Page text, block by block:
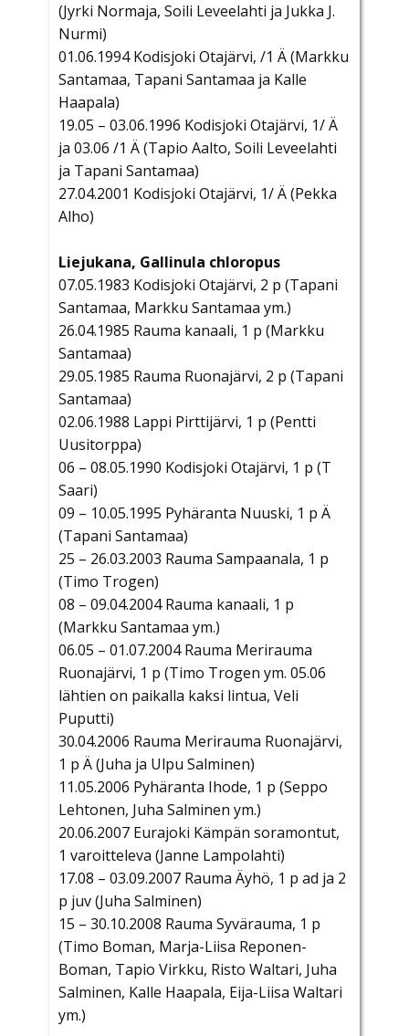
(Jyrki Normaja, Soili Leveelahti ja Jukka J.
Nurmi)
01.06.1994 Kodisjoki Otajärvi, /1 Ä (Markku
Santamaa, Tapani Santamaa ja Kalle
Haapala)
19.05 – 03.06.1996 Kodisjoki Otajärvi, 1/ Ä
ja 03.06 /1 Ä (Tapio Aalto, Soili Leveelahti
ja Tapani Santamaa)
27.04.2001 Kodisjoki Otajärvi, 1/ Ä (Pekka
Alho)
Liejukana, Gallinula chloropus
07.05.1983 Kodisjoki Otajärvi, 2 p (Tapani
Santamaa, Markku Santamaa ym.)
26.04.1985 Rauma kanaali, 1 p (Markku
Santamaa)
29.05.1985 Rauma Ruonajärvi, 2 p (Tapani
Santamaa)
02.06.1988 Lappi Pirttijärvi, 1 p (Pentti
Uusitorppa)
06 – 08.05.1990 Kodisjoki Otajärvi, 1 p (T
Saari)
09 – 10.05.1995 Pyhäranta Nuuski, 1 p Ä
(Tapani Santamaa)
25 – 26.03.2003 Rauma Sampaanala, 1 p
(Timo Trogen)
08 – 09.04.2004 Rauma kanaali, 1 p
(Markku Santamaa ym.)
06.05 – 01.07.2004 Rauma Merirauma
Ruonajärvi, 1 p (Timo Trogen ym. 05.06
lähtien on paikalla kaksi lintua, Veli
Puputti)
30.04.2006 Rauma Merirauma Ruonajärvi,
1 p Ä (Juha ja Ulpu Salminen)
11.05.2006 Pyhäranta Ihode, 1 p (Seppo
Lehtonen, Juha Salminen ym.)
20.06.2007 Eurajoki Kämpän soramontut,
1 varoitteleva (Janne Lampolahti)
17.08 – 03.09.2007 Rauma Äyhö, 1 p ad ja 2
p juv (Juha Salminen)
15 – 30.10.2008 Rauma Syvärauma, 1 p
(Timo Boman, Marja-Liisa Reponen-
Boman, Tapio Virkku, Risto Waltari, Juha
Salminen, Kalle Haapala, Eija-Liisa Waltari
ym.)